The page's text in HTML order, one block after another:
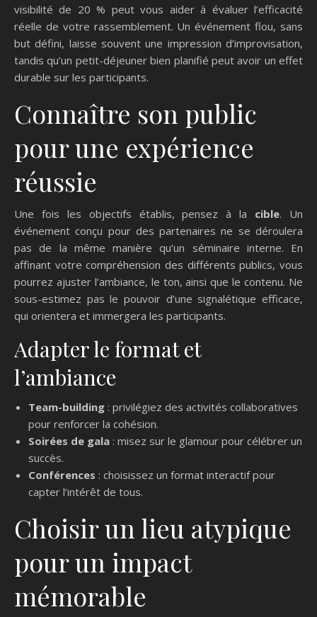
visibilité de 20 % peut vous aider à évaluer l’efficacité
réelle de votre rassemblement. Un événement flou, sans
but défini, laisse souvent une impression d’improvisation,
tandis qu’un petit-déjeuner bien planifié peut avoir un effet
durable sur les participants.
Connaître son public
pour une expérience
réussie
Une fois les objectifs établis, pensez à la cible. Un
événement conçu pour des partenaires ne se déroulera
pas de la même manière qu’un séminaire interne. En
affinant votre compréhension des différents publics, vous
pourrez ajuster l’ambiance, le ton, ainsi que le contenu. Ne
sous-estimez pas le pouvoir d’une signalétique efficace,
qui orientera et immergera les participants.
Adapter le format et
l’ambiance
Team-building : privilégiez des activités collaboratives
pour renforcer la cohésion.
Soirées de gala : misez sur le glamour pour célébrer un
succès.
Conférences : choisissez un format interactif pour
capter l’intérêt de tous.
Choisir un lieu atypique
pour un impact
mémorable